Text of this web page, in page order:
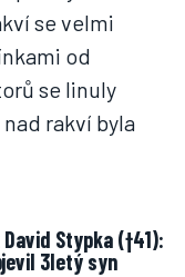
se velmi
od
se linuly
rakví byla
Stypka (†41):
3letý syn